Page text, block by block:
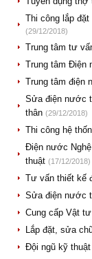
Thi công lắp
(29/12/2018)
Trung tâm tư
Trung tâm Điện
Trung tâm điện
Sửa điện nước
thân (29/12/2018)
Thi công hệ
Điện nước
thuật (17/12/2018)
Tư vấn thiết kế
Sửa điện nước
Cung cấp Vật
Lắp đặt, sửa
Đội ngũ kỹ